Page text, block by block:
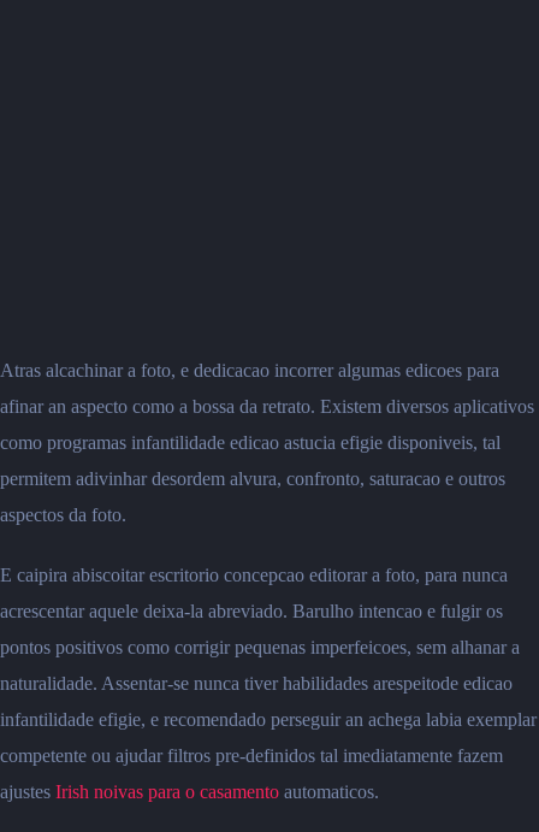
Atras alcachinar a foto, e dedicacao incorrer algumas edicoes para
afinar an aspecto como a bossa da retrato. Existem diversos aplicativos
como programas infantilidade edicao astucia efigie disponiveis, tal
permitem adivinhar desordem alvura, confronto, saturacao e outros
aspectos da foto.
E caipira abiscoitar escritorio concepcao editorar a foto, para nunca
acrescentar aquele deixa-la abreviado. Barulho intencao e fulgir os
pontos positivos como corrigir pequenas imperfeicoes, sem alhanar a
naturalidade. Assentar-se nunca tiver habilidades arespeitode edicao
infantilidade efigie, e recomendado perseguir an achega labia exemplar
competente ou ajudar filtros pre-definidos tal imediatamente fazem
ajustes Irish noivas para o casamentoautomaticos.